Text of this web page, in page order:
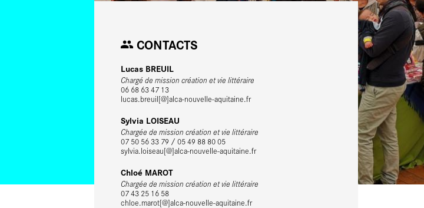
CONTACTS
Lucas BREUIL
Chargé de mission création et vie littéraire
06 68 63 47 13
lucas.breuil[@]alca-nouvelle-aquitaine.fr
Sylvia LOISEAU
Chargée de mission création et vie littéraire
07 50 56 33 79 / 05 49 88 80 05
sylvia.loiseau[@]alca-nouvelle-aquitaine.fr
Chloé MAROT
Chargée de mission création et vie littéraire
07 43 25 16 58
chloe.marot[@]alca-nouvelle-aquitaine.fr